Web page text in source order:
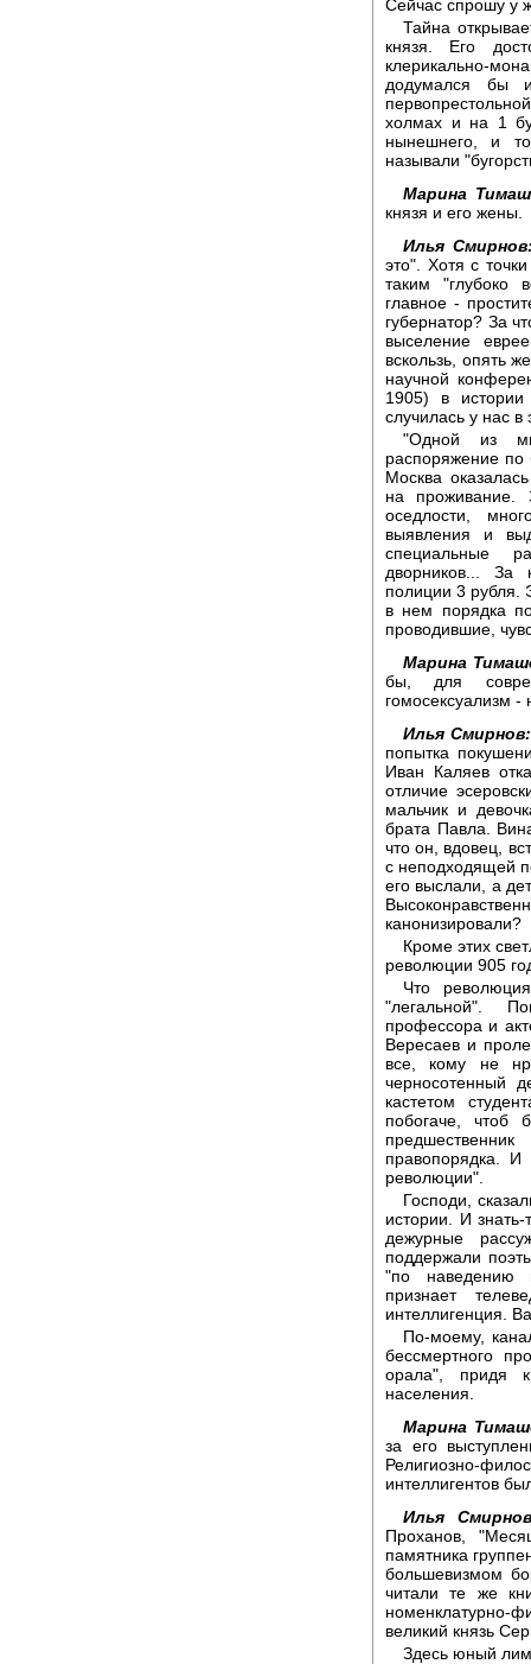
Сейчас спрошу у
Тайна
князя. Его
клерикально-
додумался бы
холмах и на 1
нынешнего, и
называли
Марина
князя и его жены.
Илья
это". Хотя с
таким
главное -
губернатор? За
выселение
вскользь, опять
научной
1905) в истории
случилась у нас
"Одной из
распоряжение по
Москва
на проживание.
оседлости,
выявления и
специальные
дворников... За
полиции 3 рубля.
в нем порядка
проводившие,
Марина
бы, для
гомосексуализм
Илья Смирнов:
попытка
Иван Каляев
отличие
мальчик и
брата Павла.
что он, вдовец,
с неподходящей
его выслали, а
канонизировали?
Кроме этих
революции 905
Что
"легальной".
профессора и
Вересаев и
все, кому не
черносотенный
кастетом
побогаче, чтоб
правопорядка.
революции".
Господи,
истории. И
дежурные
поддержали
"по наведению
признает
интеллигенция.
По-моему,
бессмертного
орала", придя к
населения.
Марина
за его
Религиозно-
интеллигентов
Илья
Проханов,
памятника
большевизмом
читали те же
номенклатурно-
великий князь
Здесь юный